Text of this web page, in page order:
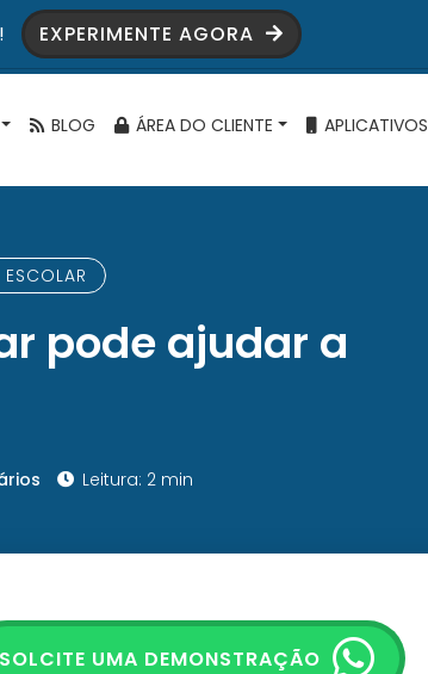
EXPERIMENTE AGORA
BLOG ÁREA DO CLIENTE APLICATIVOS
pode ajudar a
Leitura: 2 min
SOLCITE UMA DEMONSTRAÇÃO